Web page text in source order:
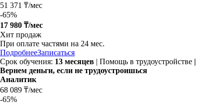
51 371 ₸/мес
-65%
17 980 ₸/мес
Хит продаж
При оплате частями на 24 мес.
ПодробнееЗаписаться
Срок обучения: 13 месяцев | Помощь в трудоустройстве |
Вернем деньги, если не трудоустроишься
Аналитик
68 089 ₸/мес
-65%